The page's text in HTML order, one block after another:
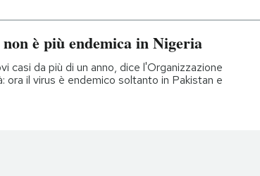
è più endemica in Nigeria
casi da più di un anno, dice l'Organizzazione
ora il virus è endemico soltanto in Pakistan e